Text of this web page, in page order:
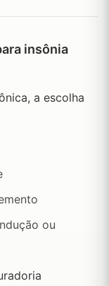
insônia
a escolha
ou